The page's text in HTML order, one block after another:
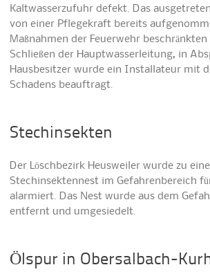
Kaltwasserzufuhr defekt. Das
von einer Pflegekraft bereits
Maßnahmen der Feuerwehr
Schließen der Hauptwasserleitung, in
Hausbesitzer wurde ein Installateur mit
Schadens beauftragt.
Stechinsekten
Der Löschbezirk Heusweiler wurde zu
Stechinsektennest im Gefahrenbereich
alarmiert. Das Nest wurde aus dem
entfernt und umgesiedelt.
Ölspur in Obersalbach-